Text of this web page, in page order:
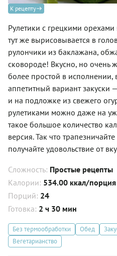
К рецепту
Рулетики с грецкими
тут же вырисовывается в
рулончики из баклажана,
сковороде! Вкусно, но
более простой в исполнении,
аппетитный вариант закуски
и на подложке из свежего
рулетиками можно даже на
такое большое количество
версия. Так что
получайте удовольствие от
Сложность: Простые рецепты
Калории: 534.00 ккал/порция
Порций: 24
Готовка: 2 ч 30 мин
Без термообработки Обед
Вегетарианство